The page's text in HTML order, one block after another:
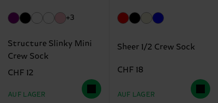
+3
Structure Slinky Mini
Crew Sock
CHF 12
AUF LAGER
Sheer 1/2 Crew Sock
CHF 18
AUF LAGER